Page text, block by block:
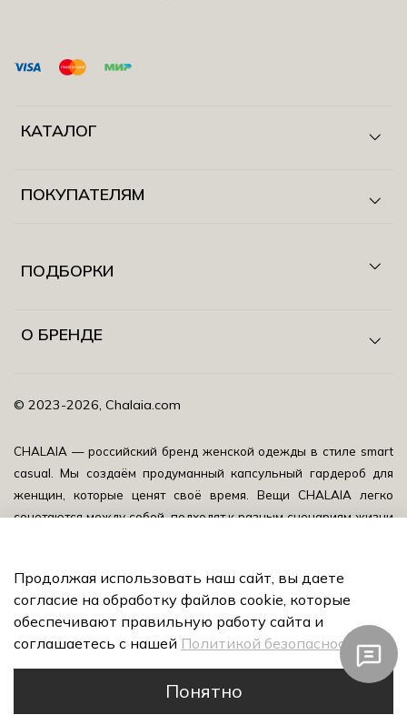
КАТАЛОГ
ПОКУПАТЕЛЯМ
ПОДБОРКИ
О БРЕНДЕ
©️ 2023-2026, Chalaia.com
CHALAIA — российский бренд женской одежды в стиле smart
casual.
Мы создаём продуманный капсульный гардероб для
женщин, которые ценят своё время. Вещи CHALAIA легко
сочетаются между собой, подходят к разным сценариям жизни
ткани, выверенный крой, универсальные оттенки и детали,
которые не забирают внимание на себя, а подчёркивают
индивидуальность женщины.
Продолжая использовать наш сайт, вы даете
согласие на обработку файлов cookie, которые
обеспечивают правильную работу сайта и
соглашаетесь с нашей Политикой безопасности
Понятно